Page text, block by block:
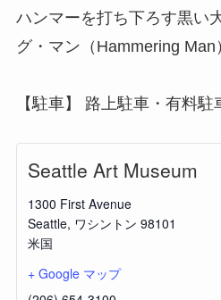
ハンマーを打ち下ろす黒い
グ・マン（Hammering Man
【駐車】 路上駐車・有料駐
Seattle Art Museum
1300 First Avenue
Seattle, ワシントン 98101
米国
+ Google マップ